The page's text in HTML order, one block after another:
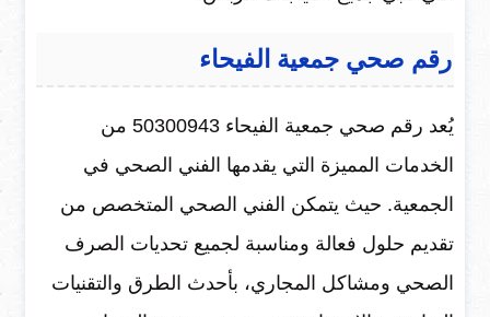
رقم صحي جمعية الفيحاء
يُعد رقم صحي جمعية الفيحاء 50300943 من
الخدمات المميزة التي يقدمها الفني الصحي في
الجمعية. حيث يتمكن الفني الصحي المتخصص من
تقديم حلول فعالة ومناسبة لجميع تحديات الصرف
الصحي ومشاكل المجاري، بأحدث الطرق والتقنيات